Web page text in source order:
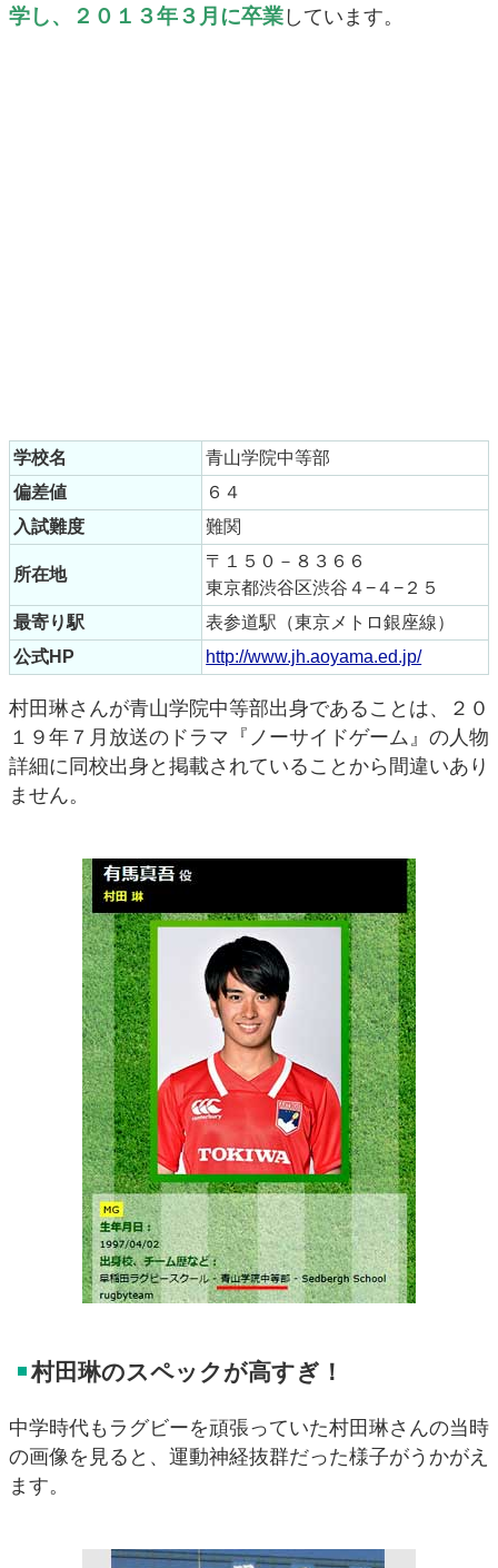
学し、２０１３年３月に卒業 しています。
学校名
青山学院中等部
偏差値
６４
入試難度
難関
所在地
〒１５０－８３６６
東京都渋谷区渋谷４−４−２５
最寄り駅
表参道駅（東京メトロ銀座線）
公式HP
http://www.jh.aoyama.ed.jp/
村田琳さんが青山学院中等部出身であることは、２０
１９年７月放送のドラマ『ノーサイドゲーム』の人物
詳細に同校出身と掲載されていることから間違いあり
ません。
村田琳のスペックが高すぎ！
中学時代もラグビーを頑張っていた村田琳さんの当時
の画像を見ると、運動神経抜群だった様子がうかがえ
ます。